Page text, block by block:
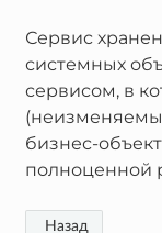
Сервис
системных
сервисом, в
бизнес-
полноценной